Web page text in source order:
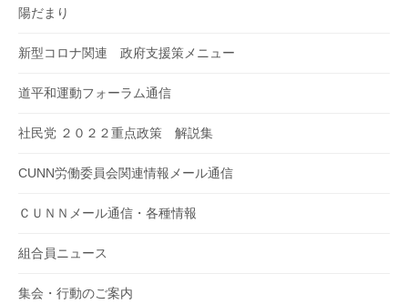
陽だまり
新型コロナ関連 政府支援策メニュー
道平和運動フォーラム通信
社民党 ２０２２重点政策 解説集
CUNN労働委員会関連情報メール通信
ＣＵＮＮメール通信・各種情報
組合員ニュース
集会・行動のご案内